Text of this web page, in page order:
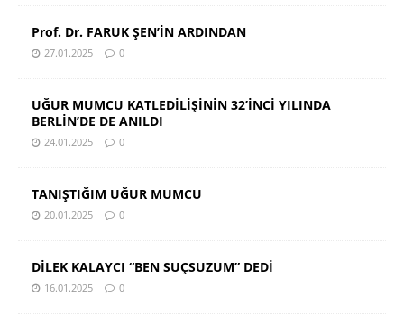
Prof. Dr. FARUK ŞEN’İN ARDINDAN
27.01.2025 0
UĞUR MUMCU KATLEDİLİŞİNİN 32’İNCİ YILINDA
BERLİN’DE DE ANILDI
24.01.2025 0
TANIŞTIĞIM UĞUR MUMCU
20.01.2025 0
DİLEK KALAYCI “BEN SUÇSUZUM” DEDİ
16.01.2025 0